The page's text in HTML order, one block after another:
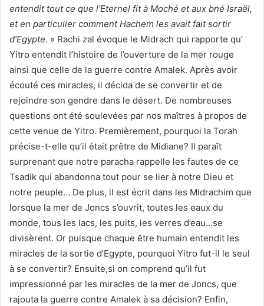
entendit tout ce que l’Eternel fit à Moché et aux bné Israël,
et en particulier comment Hachem les avait fait sortir
d’Egypte. » Rachi zal évoque le Midrach qui rapporte qu’
Yitro entendit l’histoire de l’ouverture de la mer rouge
ainsi que celle de la guerre contre Amalek. Après avoir
écouté ces miracles, il décida de se convertir et de
rejoindre son gendre dans le désert. De nombreuses
questions ont été soulevées par nos maîtres à propos de
cette venue de Yitro. Premièrement, pourquoi la Torah
précise-t-elle qu’il était prêtre de Midiane? Il paraît
surprenant que notre paracha rappelle les fautes de ce
Tsadik qui abandonna tout pour se lier à notre Dieu et
notre peuple… De plus, il est écrit dans les Midrachim que
lorsque la mer de Joncs s’ouvrit, toutes les eaux du
monde, tous les lacs, les puits, les verres d’eau…se
divisèrent. Or puisque chaque être humain entendit les
miracles de la sortie d’Egypte, pourquoi Yitro fut-il le seul
à se convertir? Ensuite,si on comprend qu’il fut
impressionné par les miracles de la mer de Joncs, que
rajouta la guerre contre Amalek à sa décision? Enfin,